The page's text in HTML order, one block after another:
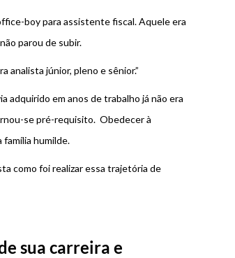
boy para assistente fiscal. Aquele era
parou de subir.
analista júnior, pleno e sênior.”
adquirido em anos de trabalho já não era
se pré-requisito. Obedecer à
família humilde.
como foi realizar essa trajetória de
sua carreira e